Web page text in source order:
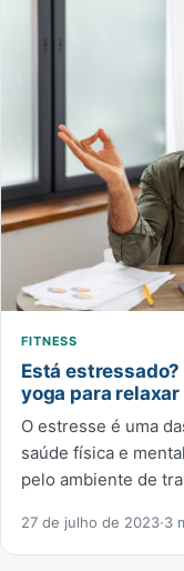
FITNESS
Está
yoga para
O estresse é uma
saúde física e
pelo ambiente de
27 de julho de 2023·3